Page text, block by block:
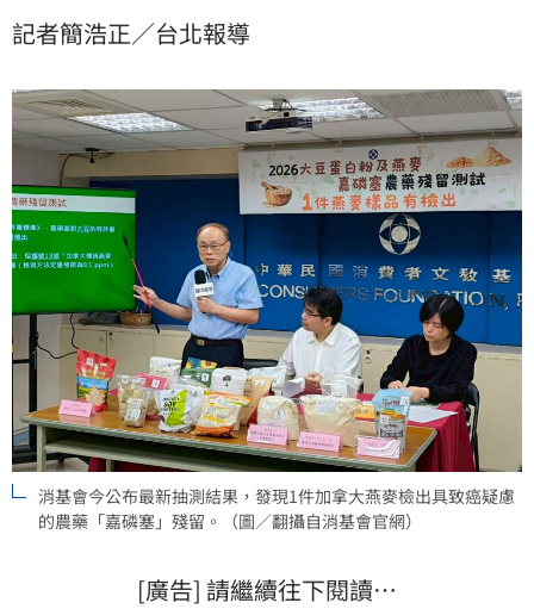
經主管機關判定違規恐有罰則。（記者：簡浩正）
記者簡浩正／台北報導
消基會今公布最新抽測結果，發現1件加拿大燕麥檢出具致癌疑慮
的農藥「嘉磷塞」殘留。（圖／翻攝自消基會官網）
[廣告] 請繼續往下閱讀…